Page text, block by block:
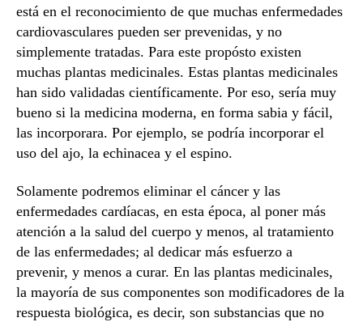
está en el reconocimiento de que muchas enfermedades
cardiovasculares pueden ser prevenidas, y no
simplemente tratadas. Para este propósto existen
muchas plantas medicinales. Estas plantas medicinales
han sido validadas científicamente. Por eso, sería muy
bueno si la medicina moderna, en forma sabia y fácil,
las incorporara. Por ejemplo, se podría incorporar el
uso del ajo, la echinacea y el espino.
Solamente podremos eliminar el cáncer y las
enfermedades cardíacas, en esta época, al poner más
atención a la salud del cuerpo y menos, al tratamiento
de las enfermedades; al dedicar más esfuerzo a
prevenir, y menos a curar. En las plantas medicinales,
la mayoría de sus componentes son modificadores de la
respuesta biológica, es decir, son substancias que no